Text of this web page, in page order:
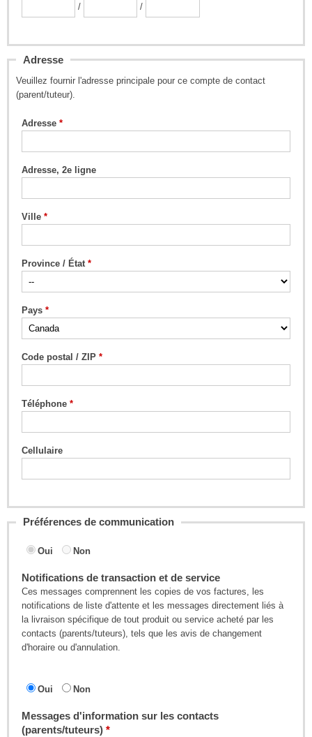
/ /
Adresse
Veuillez fournir l'adresse principale pour ce compte de contact
(parent/tuteur).
Adresse
Adresse, 2e ligne
Ville
Province / État
Pays
Code postal / ZIP
Téléphone
Cellulaire
Préférences de communication
Oui Non
Notifications de transaction et de service
Ces messages comprennent les copies de vos factures, les
notifications de liste d'attente et les messages directement liés à
la livraison spécifique de tout produit ou service acheté par les
contacts (parents/tuteurs), tels que les avis de changement
d'horaire ou d'annulation.
Oui Non
Messages d'information sur les contacts
(parents/tuteurs)